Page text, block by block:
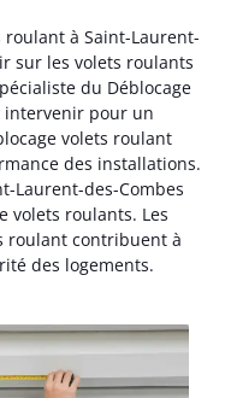
roulant à Saint-Laurent-
sur les volets roulants
du Déblocage
intervenir pour un
volets roulant
des installations.
Laurent-des-Combes
volets roulants. Les
roulant contribuent à
des logements.